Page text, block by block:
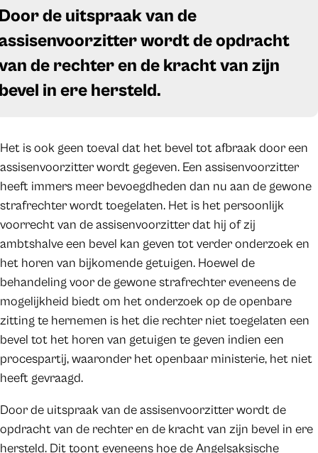
de uitspraak van de
wordt de opdracht
de rechter en de kracht van zijn
in ere hersteld.
Het is ook geen toeval dat het bevel tot afbraak door een
assisenvoorzitter wordt gegeven. Een assisenvoorzitter
heeft immers meer bevoegdheden dan nu aan de gewone
strafrechter wordt toegelaten. Het is het persoonlijk
voorrecht van de assisenvoorzitter dat hij of zij
ambtshalve een bevel kan geven tot verder onderzoek en
het horen van bijkomende getuigen. Hoewel de
behandeling voor de gewone strafrechter eveneens de
mogelijkheid biedt om het onderzoek op de openbare
zitting te hernemen is het die rechter niet toegelaten een
bevel tot het horen van getuigen te geven indien een
procespartij, waaronder het openbaar ministerie, het niet
heeft gevraagd.
Door de uitspraak van de assisenvoorzitter wordt de
opdracht van de rechter en de kracht van zijn bevel in ere
hersteld. Dit toont eveneens hoe de Angelsaksische